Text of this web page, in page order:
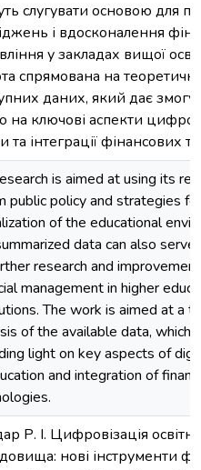
слугувати основою для
і вдосконалення
у закладах вищої
спрямована на
даних, який дає змогу
на ключові аспекти
та інтеграції фінансових
is aimed at using its
public policy and strategies for
of the educational
data can also serve
research and
management in higher
The work is aimed at a
of the available data, which
light on key aspects of
and integration of
Р. І. Цифровізація
нові інструменти